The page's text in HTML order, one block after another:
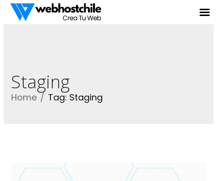
Staging
Home Tag: Staging